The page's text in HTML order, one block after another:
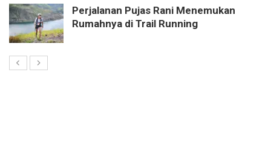
Perjalanan Pujas Rani Menemukan
Rumahnya di Trail Running